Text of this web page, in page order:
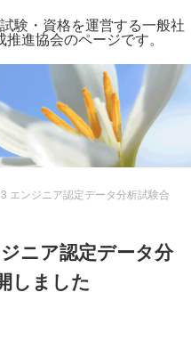
験・資格を運営する一般社
推進協会のページです。
エンジニア認定データ分析試験合
ニア認定データ分
しました